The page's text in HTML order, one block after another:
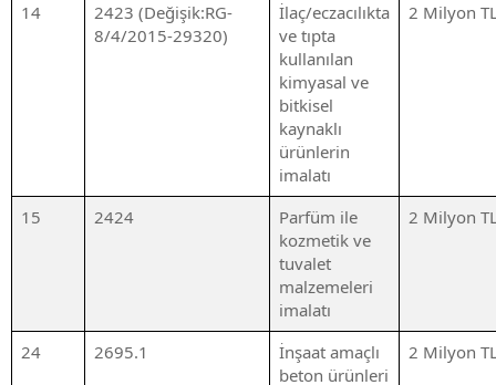
14
2423 (Değişik:RG-
8/4/2015-29320)
İlaç/eczacılıkta
ve tıpta
kullanılan
kimyasal ve
bitkisel
kaynaklı
ürünlerin
imalatı
2 Milyon
15 2424
Parfüm ile
kozmetik ve
tuvalet
malzemeleri
imalatı
2 Milyon
24 2695.1
İnşaat amaçlı
beton ürünleri
2 Milyon